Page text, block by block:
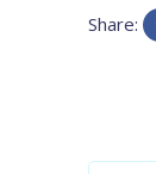
Share: